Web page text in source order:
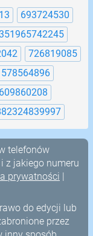
693724530
726819085
578564896
609860208
telefonów
z jakiego numeru
prywatności |
do edycji lub
przez